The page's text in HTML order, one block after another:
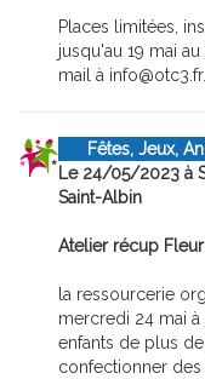
Places limitées,
jusqu'au 19 mai
mail à info@otc3.fr.
Fêtes, Jeux,
Le 24/05/2023 à
Saint-Albin
Atelier récup
la ressourcerie
mercredi 24 mai à
enfants de plus
confectionner des